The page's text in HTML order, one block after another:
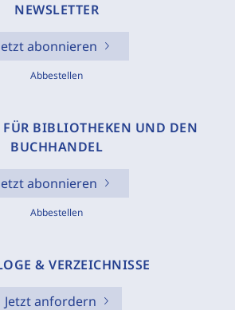
NEWSLETTER
abonnieren
Abbestellen
FÜR BIBLIOTHEKEN UND DEN
BUCHHANDEL
abonnieren
Abbestellen
& VERZEICHNISSE
Jetzt anfordern